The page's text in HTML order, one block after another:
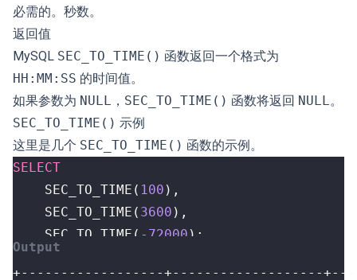
必需的。秒数。
返回值
MySQL SEC_TO_TIME() 函数返回一个格式为
HH:MM:SS 的时间值。
如果参数为 NULL ， SEC_TO_TIME() 函数将返回 NULL。
SEC_TO_TIME() 示例
这里是几个 SEC_TO_TIME() 函数的示例。
SELECT
SEC_TO_TIME ( 100 ),
SEC_TO_TIME ( 3600 ),
SEC_TO_TIME ( - 72000 );